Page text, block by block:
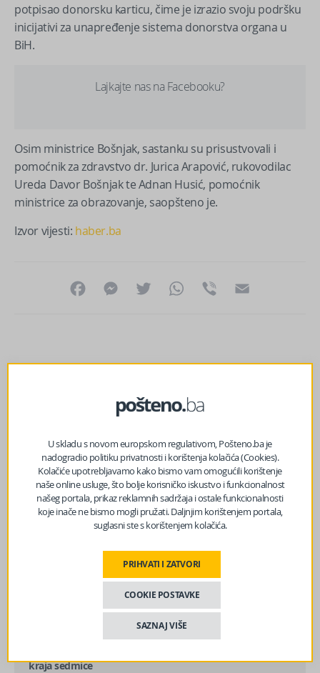
potpisao donorsku karticu, čime je izrazio svoju podršku
inicijativi za unapređenje sistema donorstva organa u
BiH.
Lajkajte nas na Facebooku?
Osim ministrice Bošnjak, sastanku su prisustvovali i
pomoćnik za zdravstvo dr. Jurica Arapović, rukovodilac
Ureda Davor Bošnjak te Adnan Husić, pomoćnik
ministrice za obrazovanje, saopšteno je.
Izvor vijesti: haber.ba
FacebookMessenger
Twitter WhatsApp
Viber
će opet ići preko 20 stepeni
kraja sedmice
U skladu s novom europskom regulativom, Pošteno.ba je
nadogradio politiku privatnosti i korištenja kolačića (Cookies).
Kolačiće upotrebljavamo kako bismo vam omogućili korištenje
naše online usluge, što bolje korisničko iskustvo i funkcionalnost
našeg portala, prikaz reklamnih sadržaja i ostale funkcionalnosti
koje inače ne bismo mogli pružati. Daljnjim korištenjem portala,
suglasni ste s korištenjem kolačića.
PRIHVATI I ZATVORI
COOKIE POSTAVKE
SAZNAJ VIŠE